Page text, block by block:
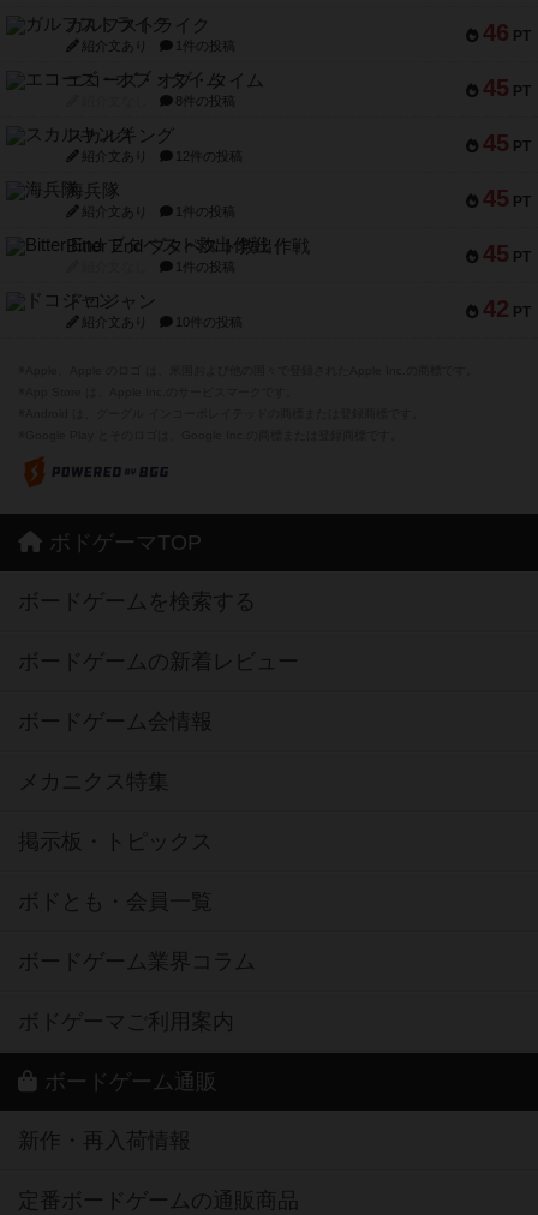
46 PT
ガルフストライク
紹介文あり 1件の投稿
45 PT
エコーズ・オブ・タイム
8件の投稿
45 PT
スカルキング
紹介文あり 12件の投稿
45 PT
海兵隊
紹介文あり 1件の投稿
45 PT
Bitter End ブタペスト救出作戦
1件の投稿
42 PT
ドコジャン
紹介文あり 10件の投稿
ボドゲーマTOP
ボードゲームを検索する
ボードゲームの新着レビュー
ボードゲーム会情報
メカニクス特集
掲示板・トピックス
ボドとも・会員一覧
ボードゲーム業界コラム
ボドゲーマご利用案内
ボードゲーム通販
新作・再入荷情報
定番ボードゲームの通販商品